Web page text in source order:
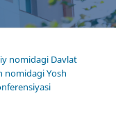
nomidagi Davlat
nomidagi Yosh